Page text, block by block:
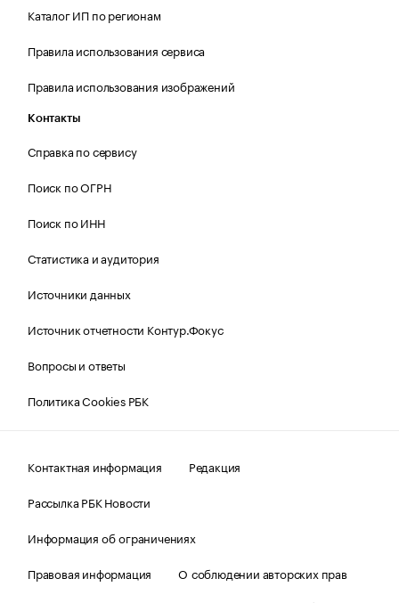
Каталог ИП по регионам
Правила использования сервиса
Правила использования изображений
Контакты
Справка по сервису
Поиск по ОГРН
Поиск по ИНН
Статистика и аудитория
Источники данных
Источник отчетности Контур.Фокус
Вопросы и ответы
Политика Cookies РБК
Контактная информация
Редакция
Рассылка РБК Новости
Информация об ограничениях
Правовая информация
О соблюдении авторских прав